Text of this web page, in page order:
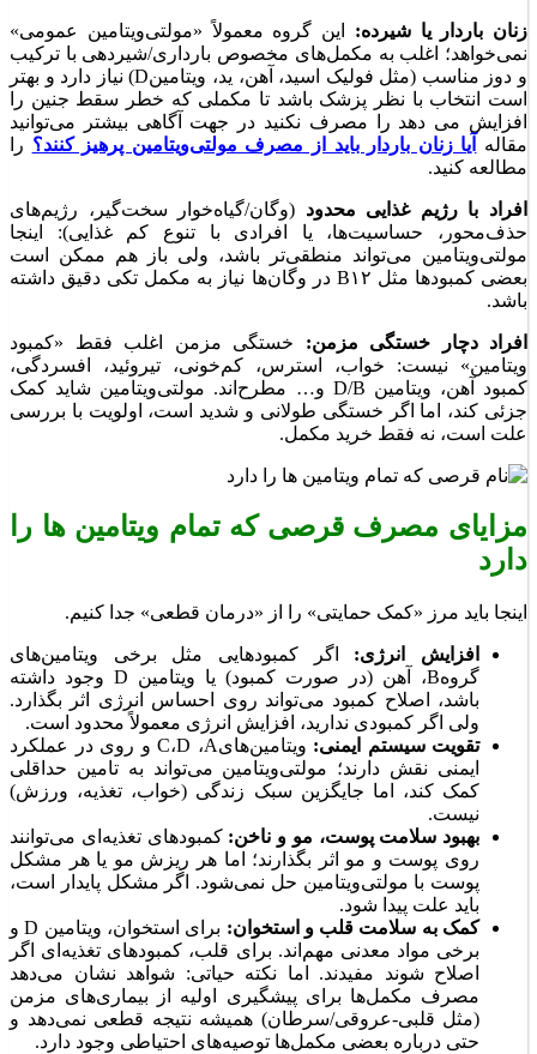
زنان باردار یا شیرده:
این گروه معمولاً «مولتی‌ویتامین عمومی»
نمی‌خواهد؛ اغلب به مکمل‌های مخصوص بارداری/شیردهی با ترکیب
و دوز مناسب (مثل فولیک اسید، آهن، ید، ویتامینD) نیاز دارد و بهتر
است انتخاب با نظر پزشک باشد تا مکملی که خطر سقط جنین را
افزایش می دهد را مصرف نکنید در جهت آگاهی بیشتر می‌توانید
مقاله
آیا زنان باردار باید از مصرف مولتی‌ویتامین پرهیز کنند؟ را
مطالعه کنید.
افراد با رژیم غذایی محدود (وگان/گیاه‌خوار سخت‌گیر، رژیم‌های
حذف‌محور، حساسیت‌ها، یا افرادی با تنوع کم غذایی): اینجا
مولتی‌ویتامین می‌تواند منطقی‌تر باشد، ولی باز هم ممکن است
بعضی کمبودها مثل B۱۲ در وگان‌ها نیاز به مکمل تکی دقیق داشته
باشد.
افراد دچار خستگی مزمن: خستگی مزمن اغلب فقط «کمبود
ویتامین» نیست: خواب، استرس، کم‌خونی، تیروئید، افسردگی،
کمبود آهن، ویتامین D/B و… مطرح‌اند. مولتی‌ویتامین شاید کمک
جزئی کند، اما اگر خستگی طولانی و شدید است، اولویت با بررسی
علت است، نه فقط خرید مکمل.
مزایای مصرف قرصی که تمام ویتامین ها را
دارد
اینجا باید مرز «کمک حمایتی» را از «درمان قطعی» جدا کنیم.
افزایش انرژی:
اگر کمبودهایی مثل برخی ویتامین‌های
گروهB، آهن (در صورت کمبود) یا ویتامین D وجود داشته
باشد، اصلاح کمبود می‌تواند روی احساس انرژی اثر بگذارد.
ولی اگر کمبودی ندارید، افزایش انرژی معمولاً محدود است.
تقویت سیستم ایمنی:
ویتامین‌هایC،D ،A و روی در عملکرد
ایمنی نقش دارند؛ مولتی‌ویتامین می‌تواند به تامین حداقلی
کمک کند، اما جایگزین سبک زندگی (خواب، تغذیه، ورزش)
نیست.
بهبود سلامت پوست، مو و ناخن:کمبودهای تغذیه‌ای می‌توانند
روی پوست و مو اثر بگذارند؛ اما هر ریزش مو یا هر مشکل
پوست با مولتی‌ویتامین حل نمی‌شود. اگر مشکل پایدار است،
باید علت پیدا شود.
کمک به سلامت قلب و استخوان:
برای استخوان، ویتامین D و
برخی مواد معدنی مهم‌اند. برای قلب، کمبودهای تغذیه‌ای اگر
اصلاح شوند مفیدند. اما نکته حیاتی: شواهد نشان می‌دهد
مصرف مکمل‌ها برای پیشگیری اولیه از بیماری‌های مزمن
(مثل قلبی-عروقی/سرطان) همیشه نتیجه قطعی نمی‌دهد و
حتی درباره بعضی مکمل‌ها توصیه‌های احتیاطی وجود دارد.